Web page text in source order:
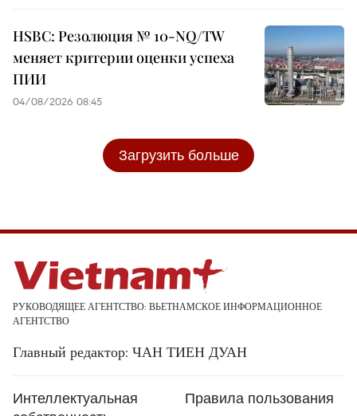
HSBC: Резолюция № 10-NQ/TW
меняет критерии оценки успеха
ПИИ
04/08/2026 08:45
Загрузить больше
РУКОВОДЯЩЕЕ АГЕНТСТВО: ВЬЕТНАМСКОЕ ИНФОРМАЦИОННОЕ
АГЕНТСТВО
Главный редактор: ЧАН ТИЕН ДУАН
Интеллектуальная
Правила пользования